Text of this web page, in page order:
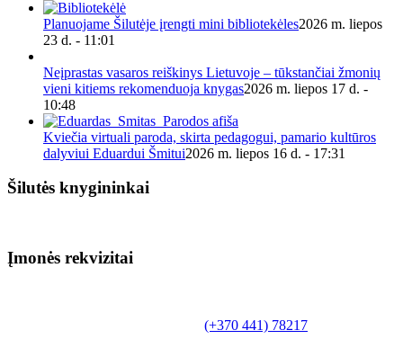
Planuojame Šilutėje įrengti mini bibliotekėles2026 m. liepos
23 d. - 11:01
Neįprastas vasaros reiškinys Lietuvoje – tūkstančiai žmonių
vieni kitiems rekomenduoja knygas2026 m. liepos 17 d. -
10:48
Kviečia virtuali paroda, skirta pedagogui, pamario kultūros
dalyviui Eduardui Šmitui2026 m. liepos 16 d. - 17:31
Šilutės knygininkai
Įmonės rekvizitai
(+370 441) 78217